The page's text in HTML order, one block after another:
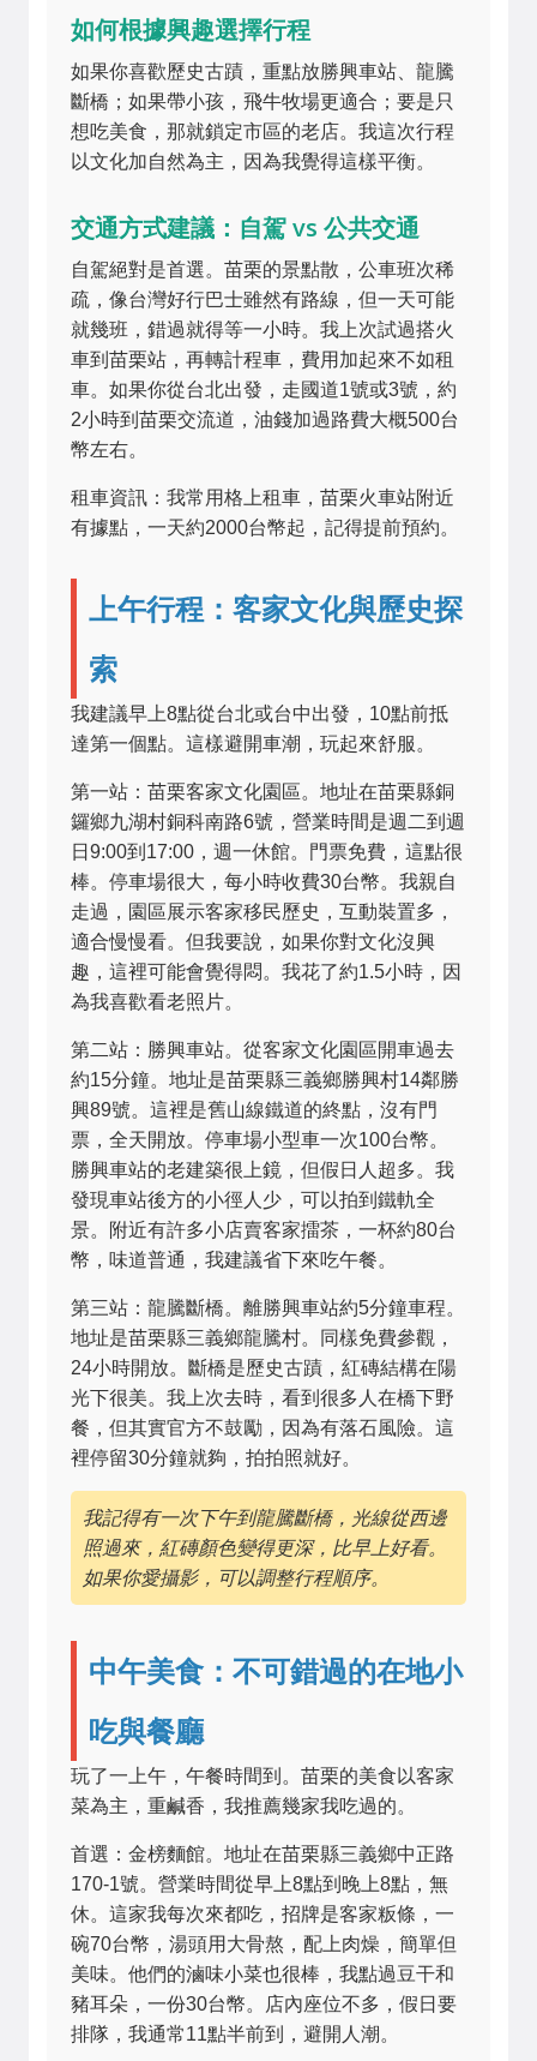
如何根據興趣選擇行程
如果你喜歡歷史古蹟，重點放勝興車站、龍騰
斷橋；如果帶小孩，飛牛牧場更適合；要是只
想吃美食，那就鎖定市區的老店。我這次行程
以文化加自然為主，因為我覺得這樣平衡。
交通方式建議：自駕 vs 公共交通
自駕絕對是首選。苗栗的景點散，公車班次稀
疏，像台灣好行巴士雖然有路線，但一天可能
就幾班，錯過就得等一小時。我上次試過搭火
車到苗栗站，再轉計程車，費用加起來不如租
車。如果你從台北出發，走國道1號或3號，約
2小時到苗栗交流道，油錢加過路費大概500台
幣左右。
租車資訊：我常用格上租車，苗栗火車站附近
有據點，一天約2000台幣起，記得提前預約。
上午行程：客家文化與歷史探
索
我建議早上8點從台北或台中出發，10點前抵
達第一個點。這樣避開車潮，玩起來舒服。
第一站：苗栗客家文化園區。地址在苗栗縣銅
鑼鄉九湖村銅科南路6號，營業時間是週二到週
日9:00到17:00，週一休館。門票免費，這點很
棒。停車場很大，每小時收費30台幣。我親自
走過，園區展示客家移民歷史，互動裝置多，
適合慢慢看。但我要說，如果你對文化沒興
趣，這裡可能會覺得悶。我花了約1.5小時，因
為我喜歡看老照片。
第二站：勝興車站。從客家文化園區開車過去
約15分鐘。地址是苗栗縣三義鄉勝興村14鄰勝
興89號。這裡是舊山線鐵道的終點，沒有門
票，全天開放。停車場小型車一次100台幣。
勝興車站的老建築很上鏡，但假日人超多。我
發現車站後方的小徑人少，可以拍到鐵軌全
景。附近有許多小店賣客家擂茶，一杯約80台
幣，味道普通，我建議省下來吃午餐。
第三站：龍騰斷橋。離勝興車站約5分鐘車程。
地址是苗栗縣三義鄉龍騰村。同樣免費參觀，
24小時開放。斷橋是歷史古蹟，紅磚結構在陽
光下很美。我上次去時，看到很多人在橋下野
餐，但其實官方不鼓勵，因為有落石風險。這
裡停留30分鐘就夠，拍拍照就好。
我記得有一次下午到龍騰斷橋，光線從西邊
照過來，紅磚顏色變得更深，比早上好看。
如果你愛攝影，可以調整行程順序。
中午美食：不可錯過的在地小
吃與餐廳
玩了一上午，午餐時間到。苗栗的美食以客家
菜為主，重鹹香，我推薦幾家我吃過的。
首選：金榜麵館。地址在苗栗縣三義鄉中正路
170-1號。營業時間從早上8點到晚上8點，無
休。這家我每次來都吃，招牌是客家粄條，一
碗70台幣，湯頭用大骨熬，配上肉燥，簡單但
美味。他們的滷味小菜也很棒，我點過豆干和
豬耳朵，一份30台幣。店內座位不多，假日要
排隊，我通常11點半前到，避開人潮。